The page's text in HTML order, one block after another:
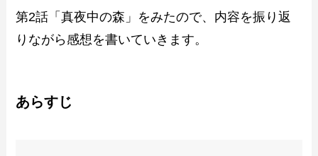
第2話「真夜中の森」をみたので、内容を振り返
りながら感想を書いていきます。
あらすじ